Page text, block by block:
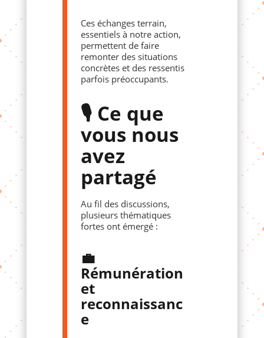
Ces échanges terrain,
essentiels à notre action,
permettent de faire
remonter des situations
concrètes et des ressentis
parfois préoccupants.
🎙️ Ce que
vous nous
avez
partagé
Au fil des discussions,
plusieurs thématiques
fortes ont émergé :
💼
Rémunération
et
reconnaissanc
e